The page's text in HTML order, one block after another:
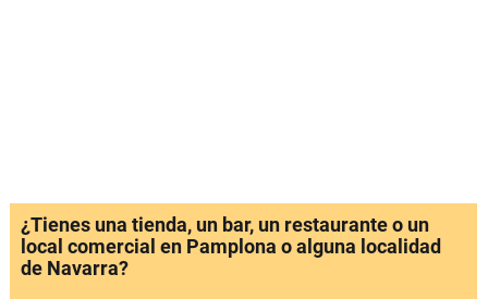
¿Tienes una tienda, un bar, un restaurante o un
local comercial en Pamplona o alguna localidad
de Navarra?